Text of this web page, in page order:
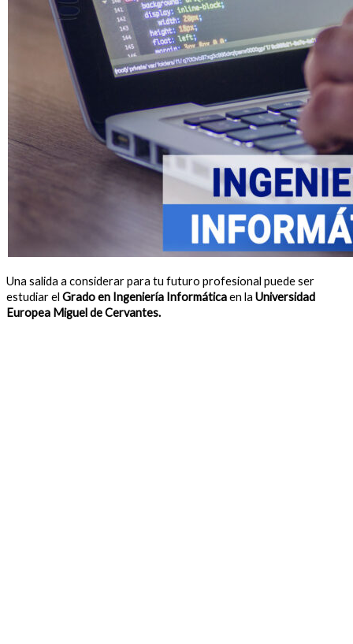
Una salida a considerar para tu futuro profesional puede ser
estudiar el Grado en Ingeniería Informáticaen la Universidad
Europea Miguel de Cervantes.